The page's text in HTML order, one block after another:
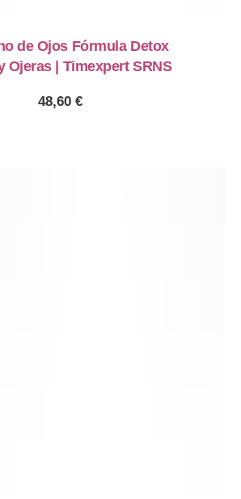
de Ojos Fórmula Detox
Ojeras | Timexpert SRNS
48,60 €